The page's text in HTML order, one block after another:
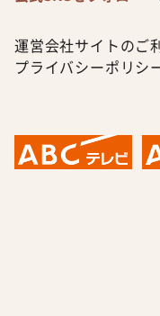
運営会社サイトのご
プライバシーポリシ